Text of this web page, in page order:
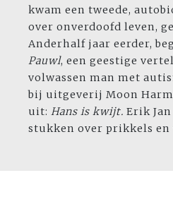
kwam een tweede,
over onverdoofd leven,
Anderhalf jaar eerder,
Pauwl, een geestige
volwassen man met
bij uitgeverij Moon
uit: Hans is kwijt. Erik
stukken over prikkels en